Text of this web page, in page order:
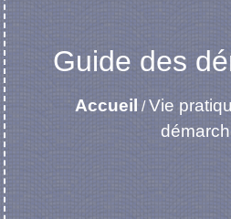
Guide des
Accueil /Vie